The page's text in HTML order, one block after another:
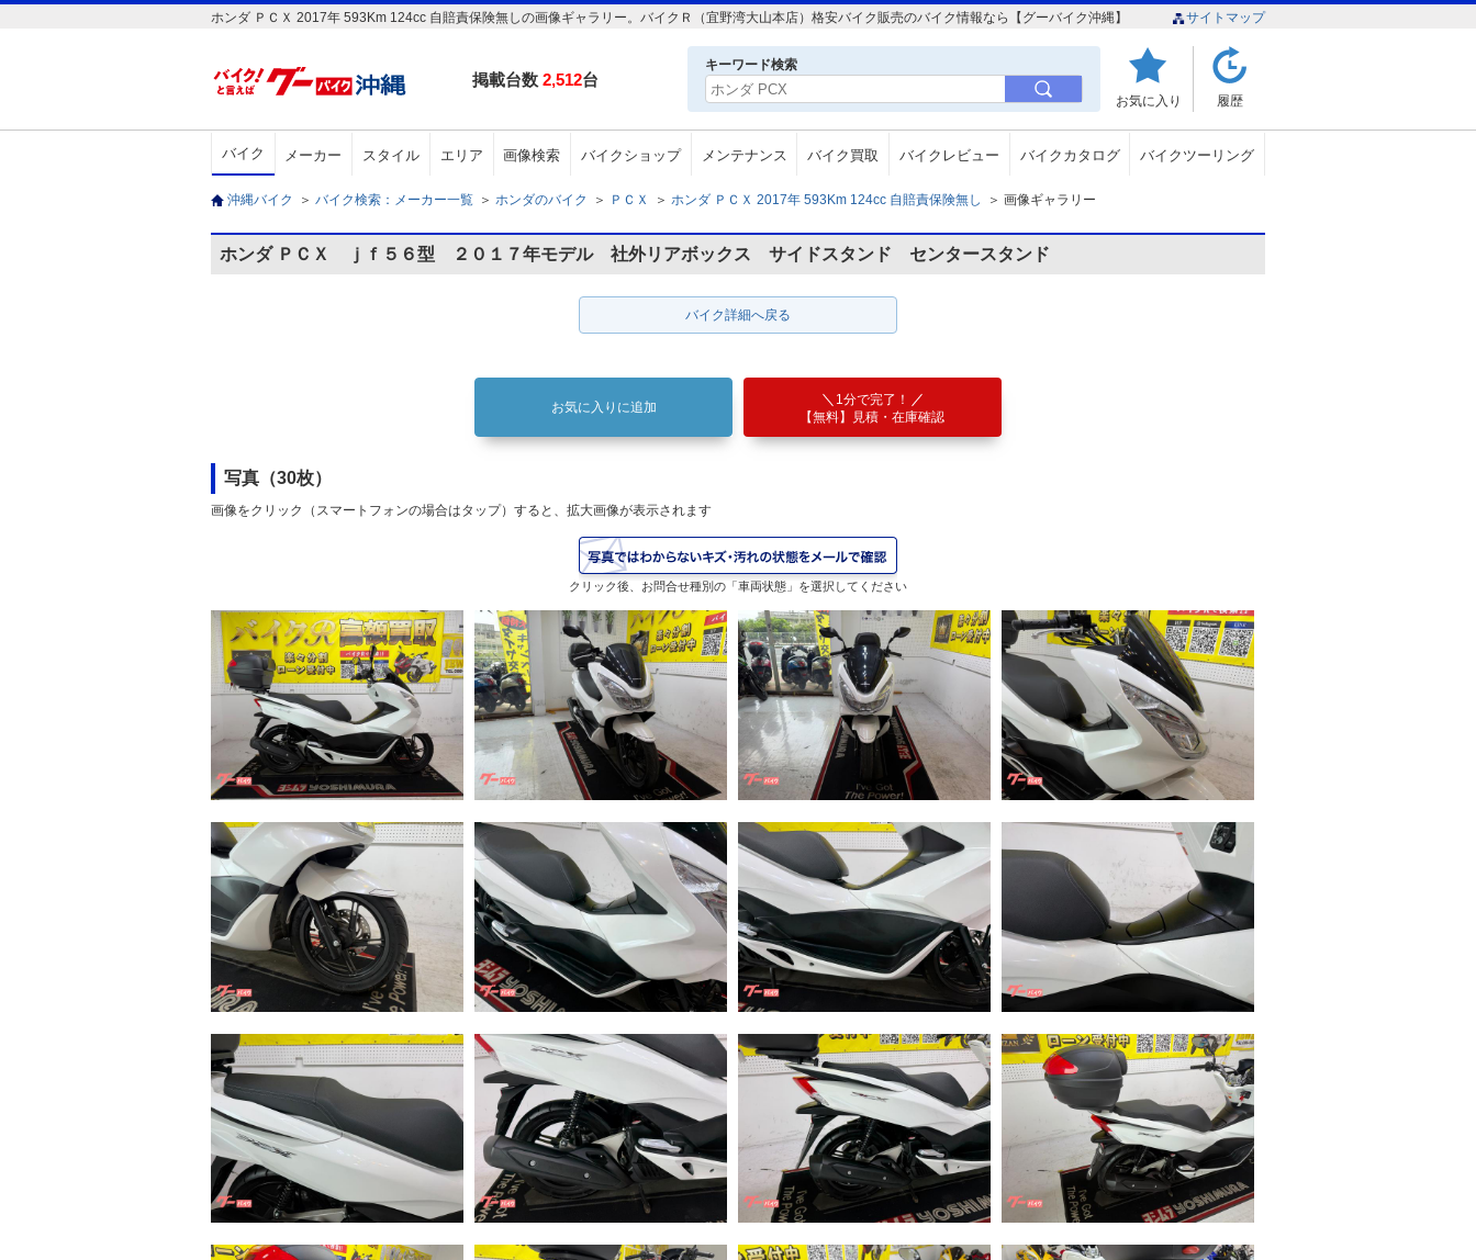
ホンダ ＰＣＸ 2017年 593Km 124cc 自賠責保険無しの画像ギャラリー。バイクＲ（宜野湾大山本店）格安バイク販売のバイク情報なら【グーバイク沖縄】 サイトマップ
掲載台数 2,512台
キーワード検索
お気に入り 履歴
バイク メーカー スタイル エリア 画像検索 バイクショップ メンテナンス バイク買取 バイクレビュー バイクカタログ バイクツーリング
沖縄バイク ＞ バイク検索：メーカー一覧 ＞ ホンダのバイク ＞ ＰＣＸ ＞ ホンダ ＰＣＸ 2017年 593Km 124cc 自賠責保険無し ＞ 画像ギャラリー
ホンダ ＰＣＸ ｊｆ５６型 ２０１７年モデル 社外リアボックス サイドスタンド センタースタンド
バイク詳細へ戻る
お気に入りに追加
1分で完了！
【無料】見積・在庫確認
写真（30枚）
画像をクリック（スマートフォンの場合はタップ）すると、拡大画像が表示されます
クリック後、お問合せ種別の「車両状態」を選択してください